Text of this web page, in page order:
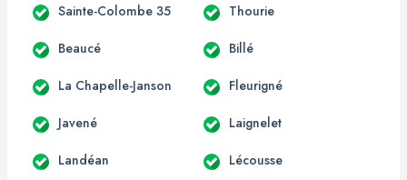
Sainte-Colombe 35 Thourie
Beaucé Billé
La Chapelle-Janson Fleurigné
Javené Laignelet
Landéan Lécousse